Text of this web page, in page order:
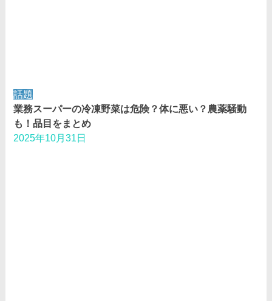
話題
業務スーパーの冷凍野菜は危険？体に悪い？農薬騒動
も！品目をまとめ
2025年10月31日